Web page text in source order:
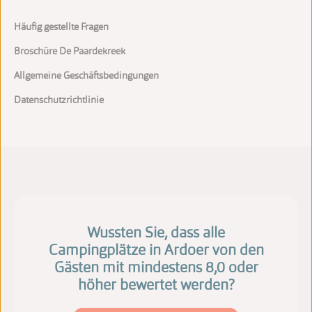
Häufig gestellte Fragen
Broschüre De Paardekreek
Allgemeine Geschäftsbedingungen
Datenschutzrichtlinie
Wussten Sie, dass alle
Campingplätze in Ardoer von den
Gästen mit mindestens 8,0 oder
höher bewertet werden?